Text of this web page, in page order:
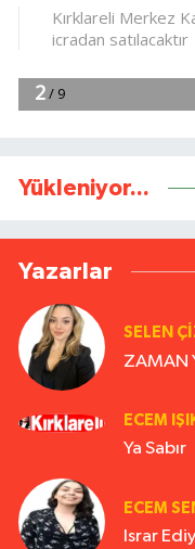
Yükleniyor...
Yazarlar
SELEN
ZAMAN
ECEM
Ya Sabır
ECEM
Israr